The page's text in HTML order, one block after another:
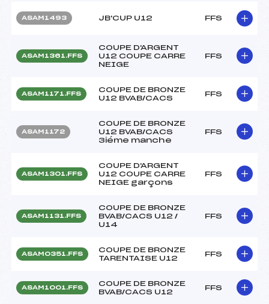
ASAM1493 JB'CUP U12 FFS
ASAM1361.FFS
COUPE D'ARGENT
U12 COUPE CARRE
NEIGE
FFS
ASAM1171.FFS
COUPE DE BRONZE
U12 BVAB/CACS
FFS
ASAM1172
COUPE DE BRONZE
U12 BVAB/CACS
3iéme manche
FFS
ASAM1301.FFS
COUPE D'ARGENT
U12 COUPE CARRE
NEIGE garçons
FFS
ASAM1131.FFS
COUPE DE BRONZE
BVAB/CACS U12 /
U14
FFS
ASAM0351.FFS
COUPE DE BRONZE
TARENTAISE U12
FFS
ASAM1001.FFS
COUPE DE BRONZE
BVAB/CACS U12
FFS